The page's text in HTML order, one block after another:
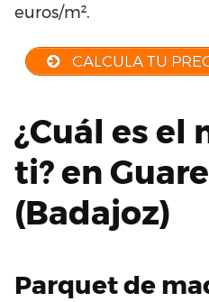
euros/m².
CALCULA TU
¿Cuál es el
ti? en
(Badajoz)
Parquet de